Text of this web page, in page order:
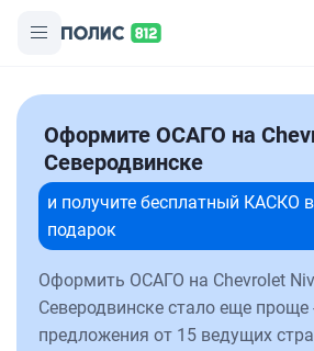
Оформите ОСАГО на
Северодвинске
и получите бесплатный КАСКО в
подарок
Оформить ОСАГО на Chevrolet
Северодвинске стало еще проще
предложения от 15 ведущих